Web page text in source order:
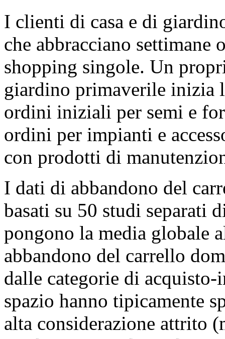
I clienti di casa e di
che abbracciano settimane
shopping singole. Un
giardino primaverile inizia
ordini iniziali per semi e
ordini per impianti e
con prodotti di
I dati di abbandono del
basati su 50 studi separati
pongono la media globale
abbandono del carrello
dalle categorie di
spazio hanno tipicamente
alta considerazione attrito